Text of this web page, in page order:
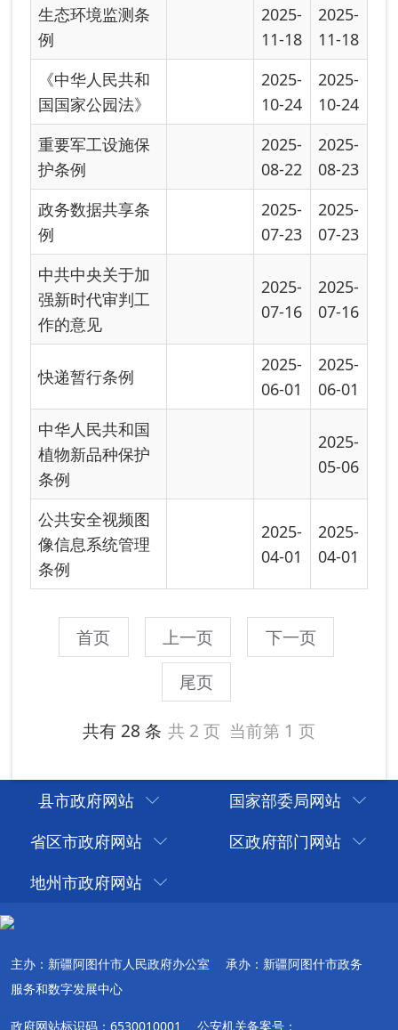
快递暂行条例
2025-
06-01
中华人民共和国
植物新品种保护
条例
2025-
05-06
公共安全视频图
像信息系统管理
条例
2025-
04-01
下一页
共有 28 条 当前第 1 页
县市政府网站
国家部委局网站
省区市政府网站
区政府部门网站
地州市政府网站
主办：新疆阿图什市人民政府办公室
承办：新疆阿图什市政务
服务和数字发展中心
政府网站标识码：6530010001 公安机关备案号：